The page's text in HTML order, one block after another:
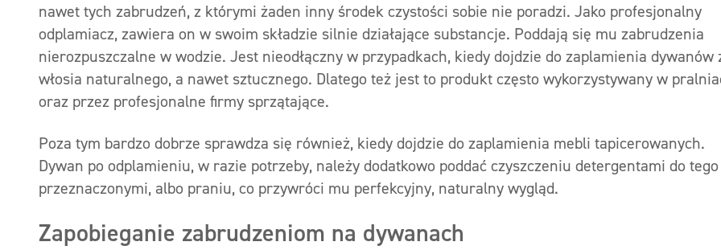
nawet tych zabrudzeń, z którymi żaden inny środek czystości sobie nie poradzi. Jako profesjonalny
odplamiacz, zawiera on w swoim składzie silnie działające substancje. Poddają się mu zabrudzenia
nierozpuszczalne w wodzie. Jest nieodłączny w przypadkach, kiedy dojdzie do zaplamienia dywanów
włosia naturalnego, a nawet sztucznego. Dlatego też jest to produkt często wykorzystywany w
oraz przez profesjonalne firmy sprzątające.
Poza tym bardzo dobrze sprawdza się również, kiedy dojdzie do zaplamienia mebli tapicerowanych.
Dywan po odplamieniu, w razie potrzeby, należy dodatkowo poddać czyszczeniu detergentami do tego
przeznaczonymi, albo praniu, co przywróci mu perfekcyjny, naturalny wygląd.
Zapobieganie zabrudzeniom na dywanach